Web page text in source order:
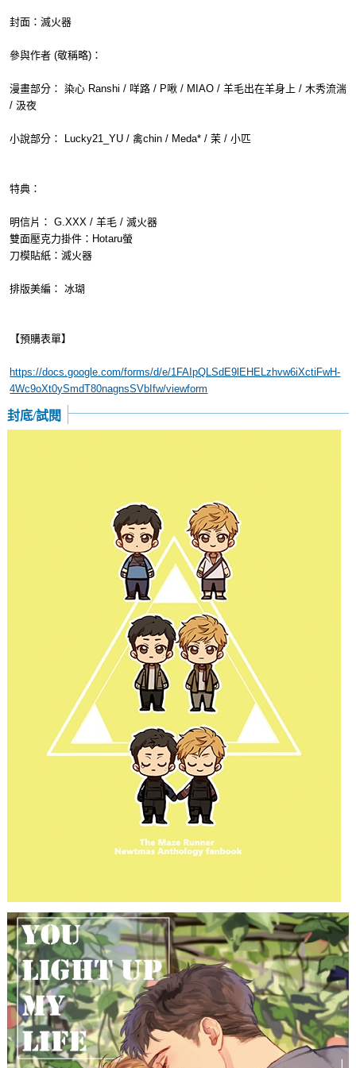
封面：滅火器
參與作者 (敬稱略)：
漫畫部分： 染心 Ranshi / 咩路 / P啾 / MIAO / 羊毛出在羊身上 / 木秀流湍
/ 汲夜
小說部分： Lucky21_YU / 禽chin / Meda* / 茉 / 小匹
特典：
明信片： G.XXX / 羊毛 / 滅火器
雙面壓克力掛件：Hotaru螢
刀模貼紙：滅火器
排版美編： 冰瑚
【預購表單】
https://docs.google.com/forms/d/e/1FAIpQLSdE9lEHELzhvw6iXctiFwH-
4Wc9oXt0ySmdT80nagnsSVbIfw/viewform
封底/試閱